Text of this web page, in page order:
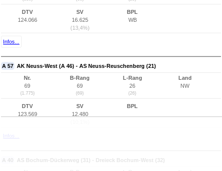
DTV
124.066
SV
16.625
(13,4%)
BPL
WB
Infos...
A 57 AK Neuss-West (A 46) - AS Neuss-Reuschenberg (21)
Nr.
69
(1.775)
B-Rang
69
(69)
L-Rang
26
(26)
Land
NW
DTV
123.569
SV
12.480
BPL
Infos...
A 40 AS Bochum-Dückerweg (31) - Dreieck Bochum-West (32)